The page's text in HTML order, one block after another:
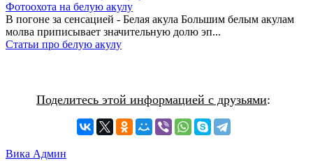
Фотоохота на белую акулу
В погоне за сенсацией - Белая акула Большим белым акулам
молва приписывает значительную долю эп...
Статьи про белую акулу
Поделитесь этой информацией с друзьями:
Вика Админ